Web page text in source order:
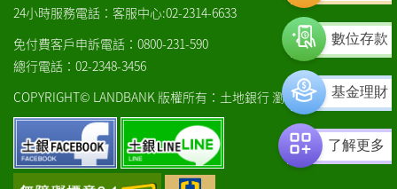
24小時服務電話：客服中心:02-2314-6633
免付費客戶申訴電話：0800-231-590
總行電話：02-2348-3456
COPYRIGHT© LANDBANK 版權所有：土地銀行瀏覽器建議
土
銀
facebook
line
數位存款
基金理財
了解更多